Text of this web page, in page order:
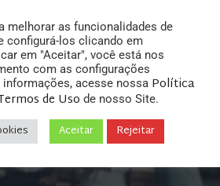
Assessoria
Negócios
melhorar as funcionalidades de
configurá-los clicando em
em "Aceitar", você está nos
com as configurações
acesse nossa Política
de Uso de nosso Site.
Aceitar Rejeitar